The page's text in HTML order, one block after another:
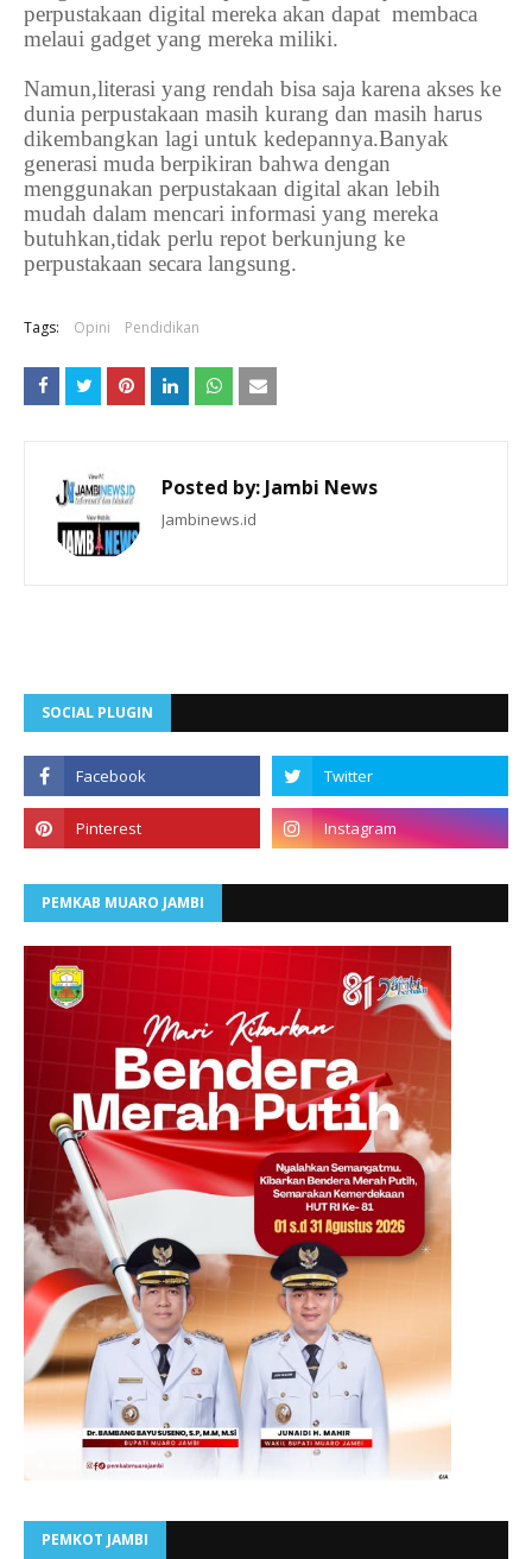
perpustakaan digital mereka akan dapat membaca
melaui gadget yang mereka miliki.
Namun,literasi yang rendah bisa saja karena akses ke
dunia perpustakaan masih kurang dan masih harus
dikembangkan lagi untuk kedepannya.Banyak
generasi muda berpikiran bahwa dengan
menggunakan perpustakaan digital akan lebih
mudah dalam mencari informasi yang mereka
butuhkan,tidak perlu repot berkunjung ke
perpustakaan secara langsung.
Tags: Opini Pendidikan
Posted by: Jambi News
Jambinews.id
SOCIAL PLUGIN
PEMKAB MUARO JAMBI
PEMKOT JAMBI